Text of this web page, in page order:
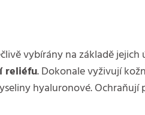
vybírány na základě jejich
reliéfu. Dokonale vyživují
hyaluronové.